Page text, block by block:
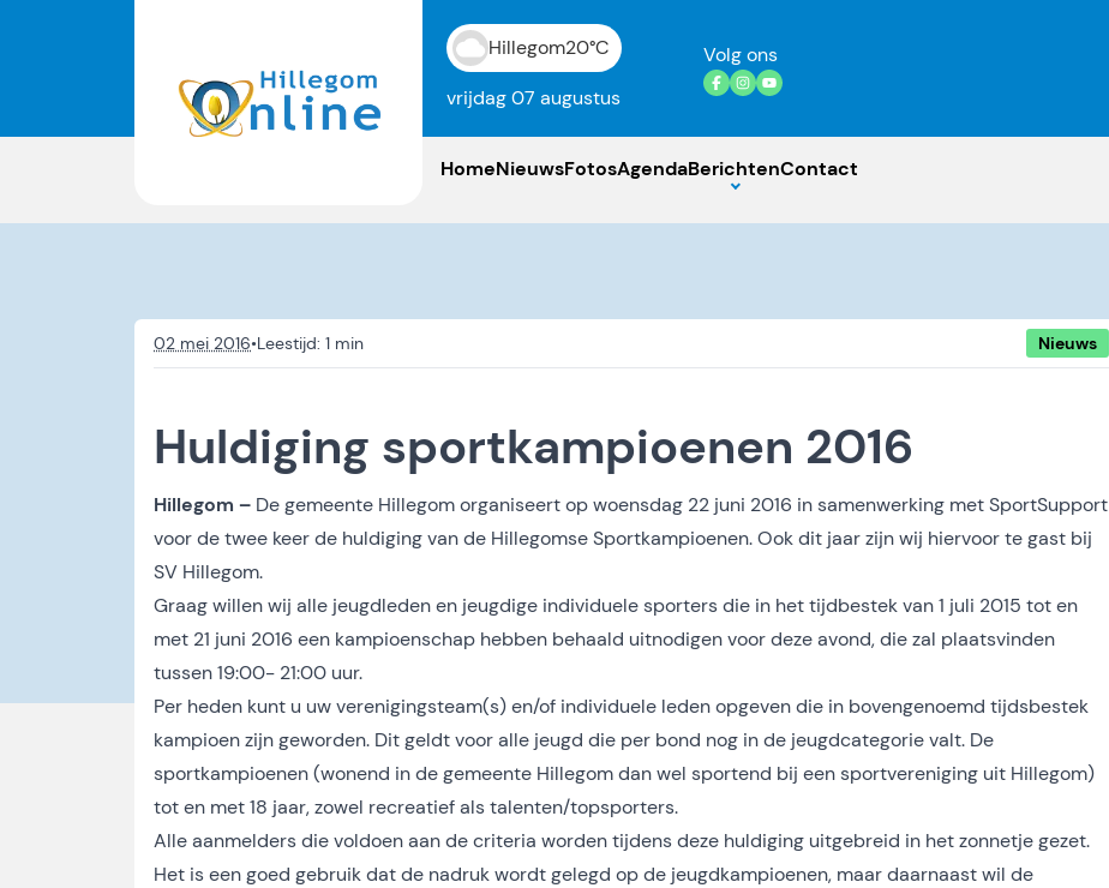
Hillegom20°C
vrijdag 07 augustus
Volg ons
HomeNieuwsFotosAgendaBerichtenContact
02 mei 2016• Nieuws
Huldiging sportkampioenen 2016
Hillegom – De gemeente Hillegom organiseert op woensdag 22 juni 2016 in samenwerking met SportSupport
voor de twee keer de huldiging van de Hillegomse Sportkampioenen. Ook dit jaar zijn wij hiervoor te gast bij
SV Hillegom.
Graag willen wij alle jeugdleden en jeugdige individuele sporters die in het tijdbestek van 1 juli 2015 tot en
met 21 juni 2016 een kampioenschap hebben behaald uitnodigen voor deze avond, die zal plaatsvinden
tussen 19:00- 21:00 uur.
Per heden kunt u uw verenigingsteam(s) en/of individuele leden opgeven die in bovengenoemd tijdsbestek
kampioen zijn geworden. Dit geldt voor alle jeugd die per bond nog in de jeugdcategorie valt. De
sportkampioenen (wonend in de gemeente Hillegom dan wel sportend bij een sportvereniging uit Hillegom)
tot en met 18 jaar, zowel recreatief als talenten/topsporters.
Alle aanmelders die voldoen aan de criteria worden tijdens deze huldiging uitgebreid in het zonnetje gezet.
Het is een goed gebruik dat de nadruk wordt gelegd op de jeugdkampioenen, maar daarnaast wil de